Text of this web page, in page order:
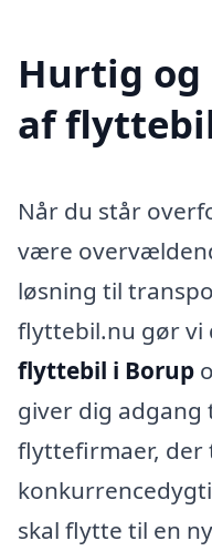
Hurtig og
af
Når du står
være
løsning til
flyttebil.nu gør vi
flyttebil i Borup
giver dig
flyttefirmaer, der
skal flytte til en